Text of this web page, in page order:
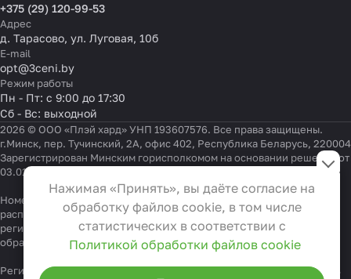
+375 (29) 120-99-53
Адрес
д. Тарасово, ул. Луговая, 10б
E-mail
opt@3ceni.by
Режим работы
Пн - Пт: с 9:00 до 17:30
Сб - Вс: выходной
2026 © ООО «Плэй хард» УНП 193607576. Все права защищены.
г.Минск, пер. Тучинский, 2А, офис 402, Республика Беларусь, 220004
Зарегистрирован Минским горисполкомом на основании решения от
03.01.2022 г.
Номер телефона работников местных исполнительных и
распорядительных органов по месту государственной
регистрации ООО «Плэй хард», уполномоченных рассматривать
обращения покупателей:+375 17 323-41-58,+375 17 370-30-64
Регистрационный номер в Торговом реестре Республики Беларусь
Настройки файлов cookie
Функциональные
Эти файлы необходимы для
функционирования сайта и не
могут быть отключены в наших
системах. Вы можете настроить
браузер так, чтобы он блокировал
Нажимая «Принять», вы даёте согласие на
обработку файлов cookie, в том числе
статистических в соответствии с
Политикой обработки файлов cookie